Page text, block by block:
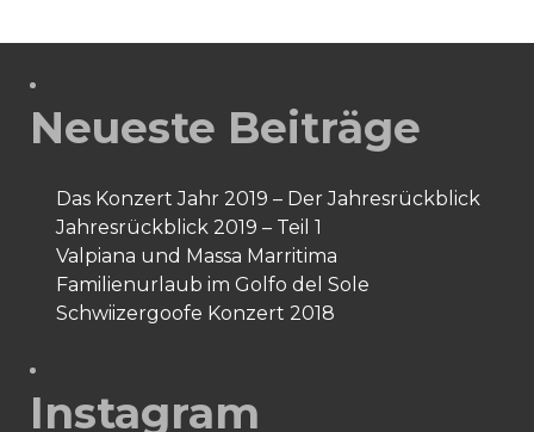
Neueste Beiträge
Das Konzert Jahr 2019 – Der Jahresrückblick
Jahresrückblick 2019 – Teil 1
Valpiana und Massa Marritima
Familienurlaub im Golfo del Sole
Schwiizergoofe Konzert 2018
Instagram